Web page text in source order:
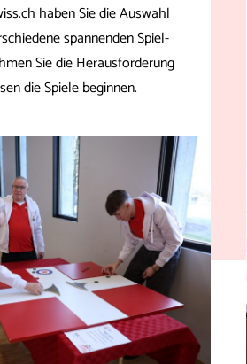
haben Sie die Auswahl
spannenden Spiel-
Sie die Herausforderung
die Spiele beginnen.